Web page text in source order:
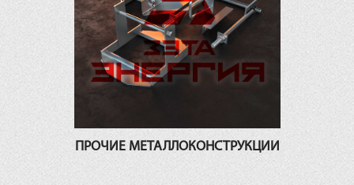
ПРОЧИЕ МЕТАЛЛОКОНСТРУКЦИИ